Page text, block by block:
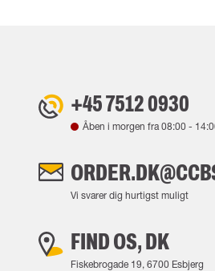
+45 7512 0930
Åben i morgen fra08:00 -
Vi svarer dig hurtigst muligt
FIND OS, DK
Fiskebrogade 19, 6700 Esbjerg